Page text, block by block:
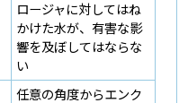
ロージャに対してはね
かけた水が、有害な影
響を及ぼしてはならな
い
任意の角度からエンク